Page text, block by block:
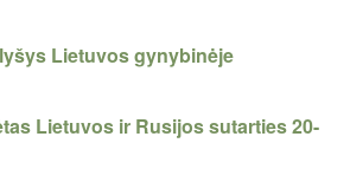
Lietuvos gynybinėje
Lietuvos ir Rusijos sutarties 20-